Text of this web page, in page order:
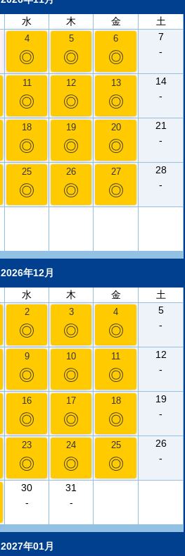
水 木 金
土
4
◎
5
◎
6
◎
7
-
11
◎
12
◎
13
◎
14
-
18
◎
19
◎
20
◎
21
-
25
◎
26
◎
27
◎
28
-
2026年12月
水 木 金 土
2
◎
3
◎
4
◎
5
-
9
◎
10
◎
11
◎
12
-
16
◎
17
◎
18
◎
19
-
23
◎
24
◎
25
◎
26
-
30
-
31
-
2027年01月